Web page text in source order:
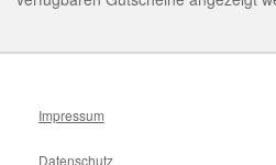
Impressum
Datenschutz